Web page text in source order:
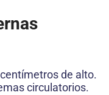
de alto.
circulatorios.